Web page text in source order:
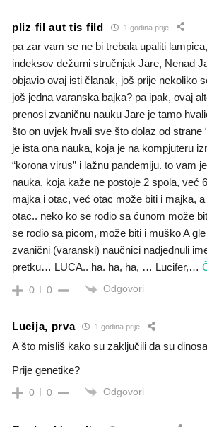
pliz fil aut tis fild 1 godina prije
pa zar vam se ne bi trebala upaliti
indeksov dežurni stručnjak Jare, Nenad
objavio ovaj isti članak, još prije nekoliko
još jedna varanska bajka? pa ipak, ovaj
prenosi zvaničnu nauku Jare je tamo
što on uvjek hvali sve što dolaz od strane
je ista ona nauka, koja je na kompjuteru
“korona virus” i lažnu pandemiju. to vam
nauka, koja kaže ne postoje 2 spola, već
majka i otac, već otac može biti i majka,
otac.. neko ko se rodio sa ćunom može
se rodio sa picom, može biti i muško A
zvanični (varanski) naučnici nadjednuli
pretku… LUCA.. ha. ha, ha, … Lucifer,…
0 0 Odgovori
Lucija, prva 1 godina prije
A što misliš kako su zaključili da su
Prije genetike?
0 0 Odgovori